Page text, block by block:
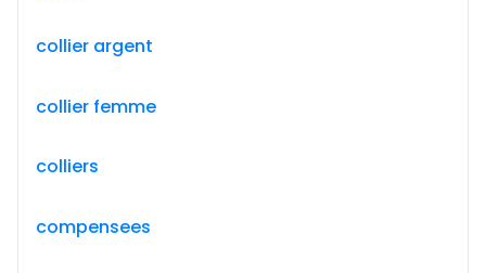
collier argent
collier femme
colliers
compensees